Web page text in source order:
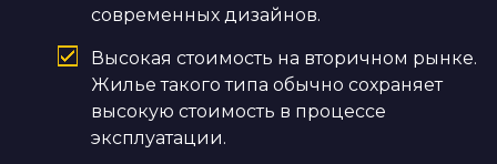
современных дизайнов.
Высокая стоимость на вторичном рынке.
Жилье такого типа обычно сохраняет
высокую стоимость в процессе
эксплуатации.